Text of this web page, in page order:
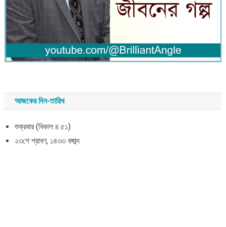
আজকের দিন-তারিখ
শুক্রবার (বিকাল ৪:৫১)
২৩শে শ্রাবণ, ১৪৩৩ বঙ্গাব্দ